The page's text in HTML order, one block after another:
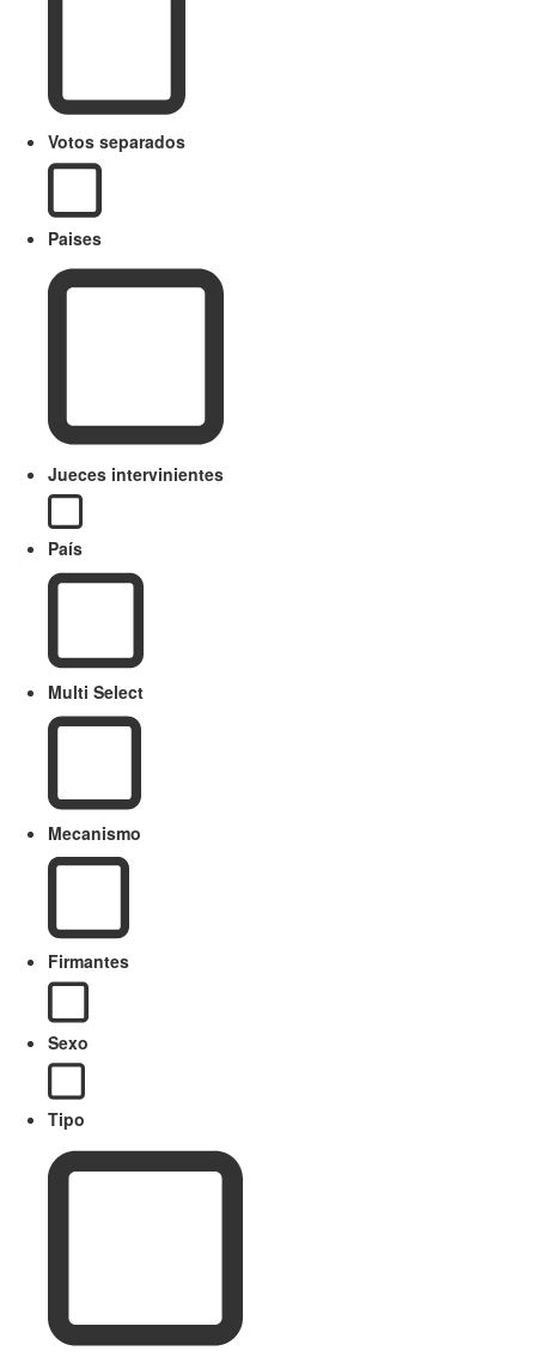
Votos separados
Paises
Jueces intervinientes
País
Multi Select
Mecanismo
Firmantes
Sexo
Tipo